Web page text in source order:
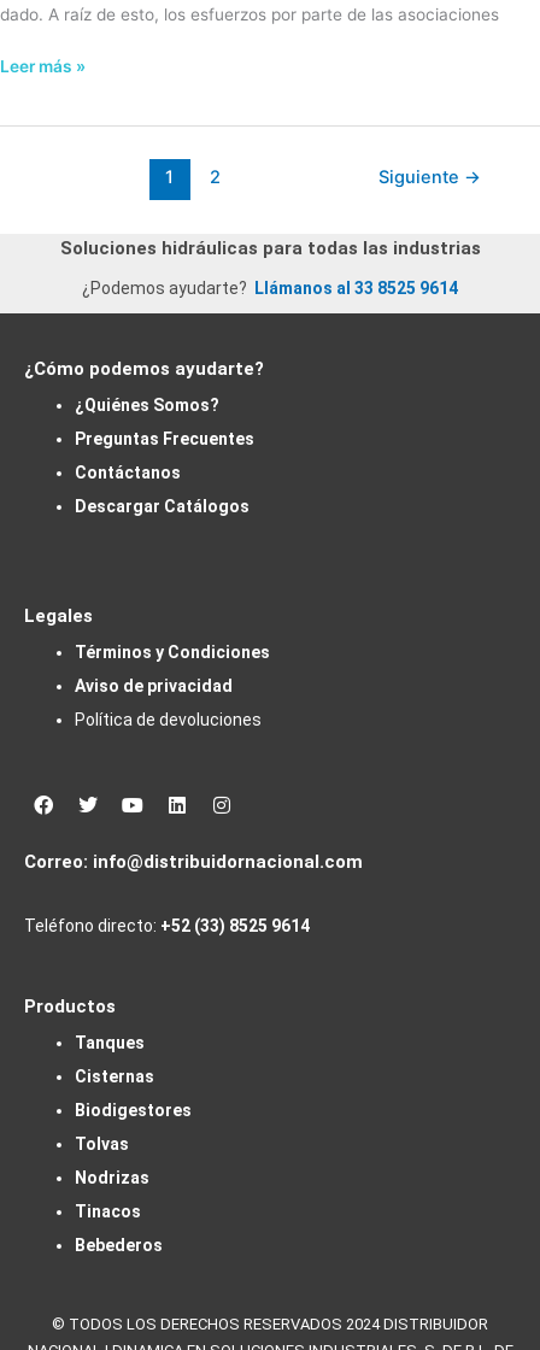
dado. A raíz de esto, los esfuerzos por parte de las asociaciones
Leer más »
1 2 Siguiente →
Soluciones hidráulicas para todas las industrias
¿Podemos ayudarte? Llámanos al 33 8525 9614
¿Cómo podemos ayudarte?
¿Quiénes Somos?
Preguntas Frecuentes
Contáctanos
Descargar Catálogos
Legales
Términos y Condiciones
Aviso de privacidad
Política de devoluciones
Facebook
TwitterYoutubeLinkedinInstagram
Correo: info@distribuidornacional.com
Teléfono directo: +52 (33) 8525 9614
Productos
Tanques
Cisternas
Biodigestores
Tolvas
Nodrizas
Tinacos
Bebederos
© TODOS LOS DERECHOS RESERVADOS 2024 DISTRIBUIDOR